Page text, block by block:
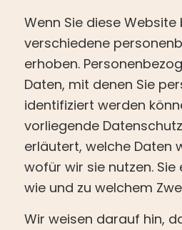
Wenn Sie diese
verschiedene
erhoben.
Daten, mit denen Sie
identifiziert werden
vorliegende
erläutert, welche Daten
wofür wir sie nutzen.
wie und zu welchem
Wir weisen darauf hin,